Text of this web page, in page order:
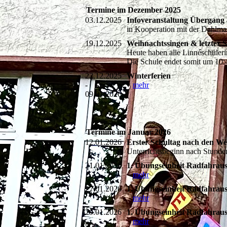
Termine im Dezember 2025
03.12.2025 Infoveranstaltung Übergang
in Kooperation mit der
19.12.2025 Weihnachtssingen & letzter
Heute haben alle
Die Schule endet somit um
22.12.2025
-
09.01.2026
Winterferien
mehr
Termine im Januar 2026
12.01.2026 Erster Schultag nach den
Unterrichtsbeginn nach
21.01.2026 1. Übungseinheit
mehr
27.01.2026 1. Übungseinheit
mehr
29.01.2026 1. Übungseinheit
mehr